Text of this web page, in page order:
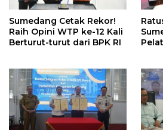
Sumedang Cetak Rekor!
Raih Opini WTP ke-12 Kali
Berturut-turut dari BPK RI